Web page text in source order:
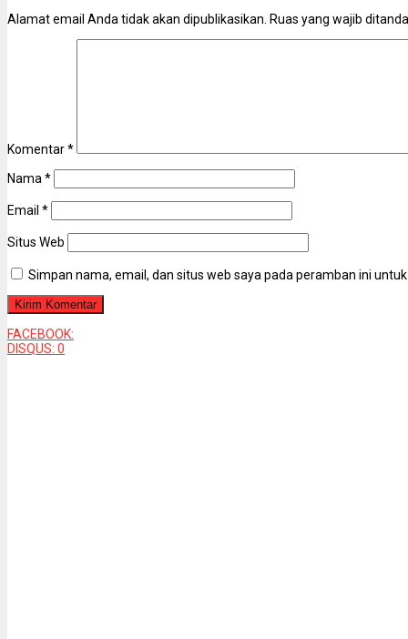
Alamat email Anda tidak akan dipublikasikan. Ruas yang wajib
Komentar*
Nama*
Email *
Situs Web
Simpan nama, email, dan situs web saya pada peramban ini
FACEBOOK:
DISQUS: 0